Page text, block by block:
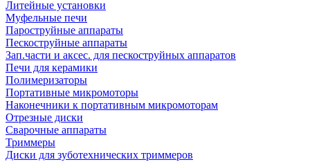
Литейные установки
Муфельные печи
Пароструйные аппараты
Пескоструйные аппараты
Зап.части и аксес. для пескоструйных аппаратов
Печи для керамики
Полимеризаторы
Портативные микромоторы
Наконечники к портативным микромоторам
Отрезные диски
Сварочные аппараты
Триммеры
Диски для зуботехнических триммеров